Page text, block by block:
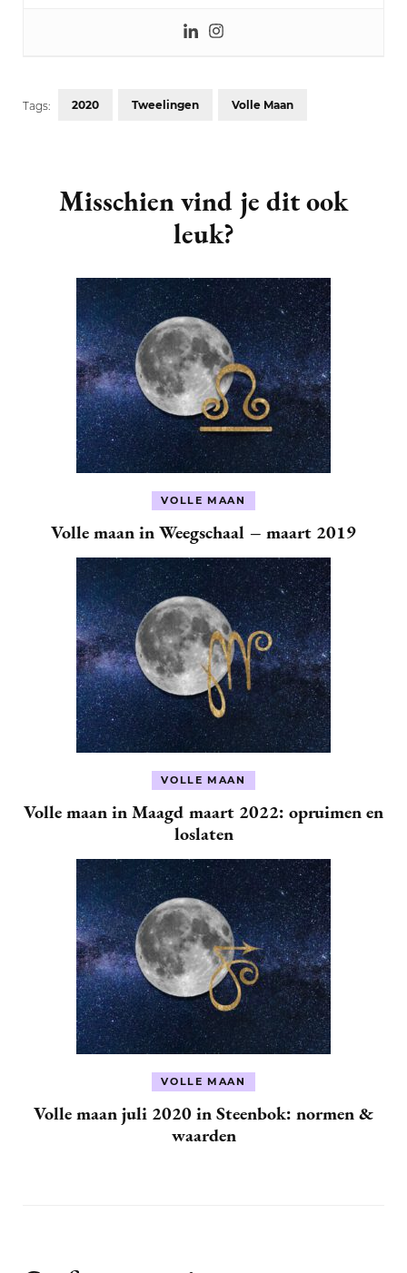
Tags: 2020 Tweelingen Volle Maan
Navigation
Misschien vind je dit ook
leuk?
VOLLE MAAN
Volle maan in Weegschaal – maart 2019
VOLLE MAAN
Volle maan in Maagd maart 2022: opruimen en
loslaten
VOLLE MAAN
Volle maan juli 2020 in Steenbok: normen &
waarden